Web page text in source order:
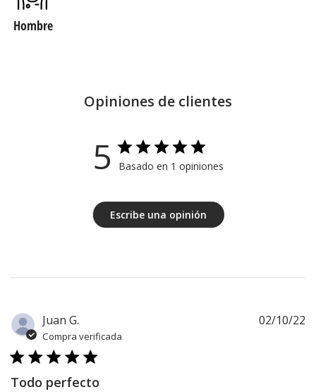
Hombre
Opiniones de clientes
5 Basado en 1 opiniones
Escribe una opinión
Juan G.
Compra verificada
Todo perfecto
02/10/22